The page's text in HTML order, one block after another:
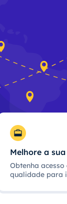
Melhore a
Obtenha
qualidade para